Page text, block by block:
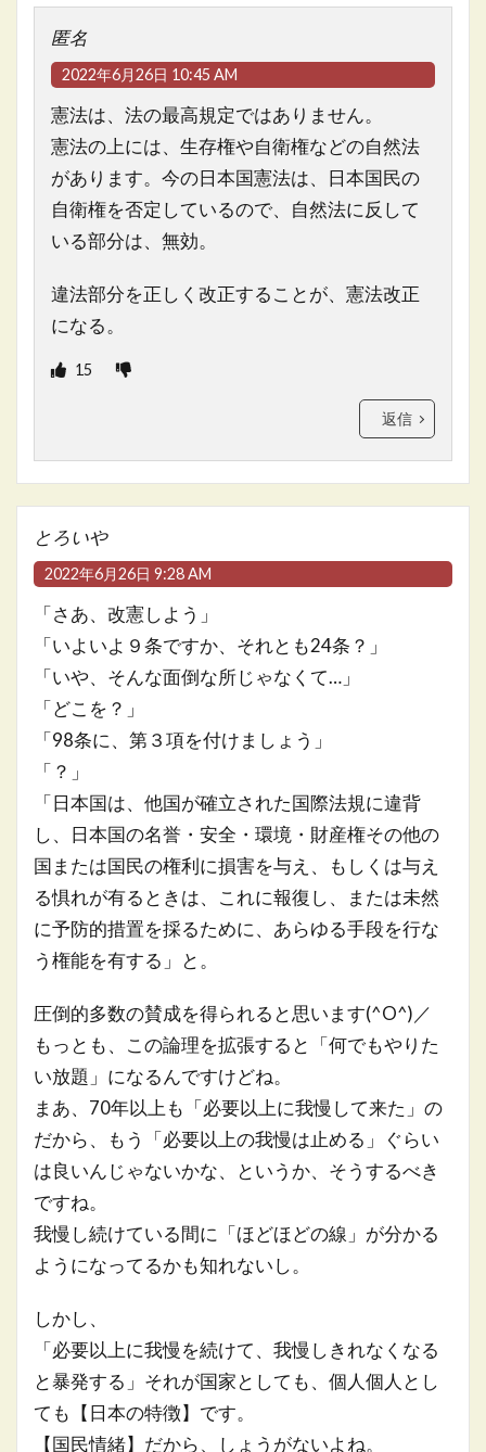
匿名
2022年6月26日 10:45 AM
憲法は、法の最高規定ではありません。
憲法の上には、生存権や自衛権などの自然法
があります。今の日本国憲法は、日本国民の
自衛権を否定しているので、自然法に反して
いる部分は、無効。
違法部分を正しく改正することが、憲法改正
になる。
15
返信
とろいや
2022年6月26日 9:28 AM
「さあ、改憲しよう」
「いよいよ９条ですか、それとも24条？」
「いや、そんな面倒な所じゃなくて…」
「どこを？」
「98条に、第３項を付けましょう」
「？」
「日本国は、他国が確立された国際法規に違背
し、日本国の名誉・安全・環境・財産権その他の
国または国民の権利に損害を与え、もしくは与え
る惧れが有るときは、これに報復し、または未然
に予防的措置を採るために、あらゆる手段を行な
う権能を有する」と。
圧倒的多数の賛成を得られると思います(^O^)／
もっとも、この論理を拡張すると「何でもやりた
い放題」になるんですけどね。
まあ、70年以上も「必要以上に我慢して来た」の
だから、もう「必要以上の我慢は止める」ぐらい
は良いんじゃないかな、というか、そうするべき
ですね。
我慢し続けている間に「ほどほどの線」が分かる
ようになってるかも知れないし。
しかし、
「必要以上に我慢を続けて、我慢しきれなくなる
と暴発する」それが国家としても、個人個人とし
ても【日本の特徴】です。
【国民情緒】だから、しょうがないよね。